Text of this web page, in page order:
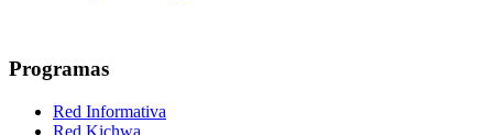
Programas
Red Informativa
Red Kichwa